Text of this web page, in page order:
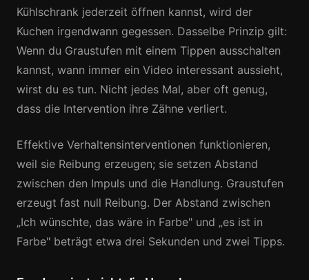
Kühlschrank jederzeit öffnen kannst, wird der
Kuchen irgendwann gegessen. Dasselbe Prinzip gilt:
Wenn du Graustufen mit einem Tippen ausschalten
kannst, wann immer ein Video interessant aussieht,
wirst du es tun. Nicht jedes Mal, aber oft genug,
dass die Intervention ihre Zähne verliert.
Effektive Verhaltensinterventionen funktionieren,
weil sie Reibung erzeugen; sie setzen Abstand
zwischen den Impuls und die Handlung. Graustufen
erzeugt fast null Reibung. Der Abstand zwischen
„Ich wünschte, das wäre in Farbe" und „es ist in
Farbe" beträgt etwa drei Sekunden und zwei Tipps.